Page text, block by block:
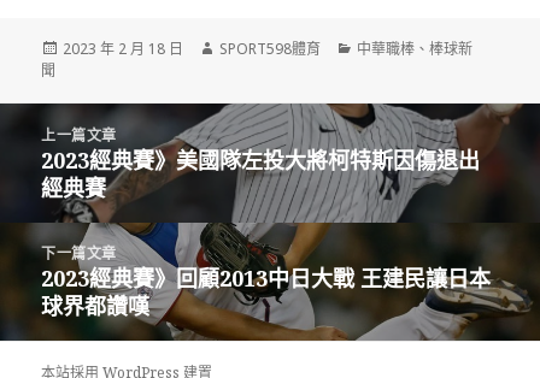
發
2023 年 2 月 18 日
作
SPORT598體育
分
中華職棒 、棒球新
聞
上一篇文章
上
一
篇
文
章:
2023經典賽》美國隊左投大將柯特斯因傷退出
經典賽
下一篇文章
下
一
篇
文
2023經典賽》回顧2013中日大戰 王建民讓日本
球界都讚嘆
本站採用 WordPress 建置